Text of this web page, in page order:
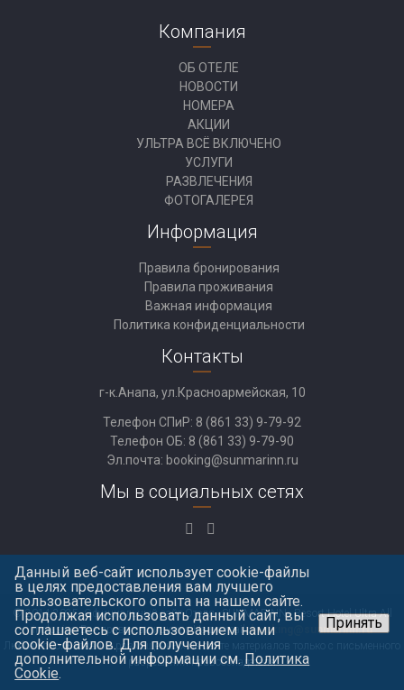
Компания
ОБ ОТЕЛЕ
НОВОСТИ
НОМЕРА
АКЦИИ
УЛЬТРА ВСЁ ВКЛЮЧЕНО
УСЛУГИ
РАЗВЛЕЧЕНИЯ
ФОТОГАЛЕРЕЯ
Информация
Правила бронирования
Правила проживания
Важная информация
Политика конфиденциальности
Контакты
г-к.Анапа, ул.Красноармейская, 10
Телефон СПиР: 8 (861 33) 9-79-92
Телефон ОБ: 8 (861 33) 9-79-90
Эл.почта: booking@sunmarinn.ru
Мы в социальных сетях
© 2014-2025, Официальный сайт Отеля «SUNMARINN» Resort Hotel Ultra All
inclusive. Все права защищены. Наш e-mail:booking@sunmarinn.ru
Любое использование размещенных на сайте материалов только с письменного
разрешения правообладателя
Данный веб-сайт использует cookie-файлы
в целях предоставления вам лучшего
пользовательского опыта на нашем сайте.
Продолжая использовать данный сайт, вы
соглашаетесь с использованием нами
cookie-файлов. Для получения
дополнительной информации см. Политика
Cookie.
Принять